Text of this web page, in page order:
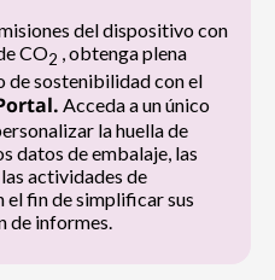
del dispositivo con
CO2 , obtenga plena
de sostenibilidad con el
Acceda a un único
la huella de
datos de embalaje, las
actividades de
el fin de simplificar sus
de informes.